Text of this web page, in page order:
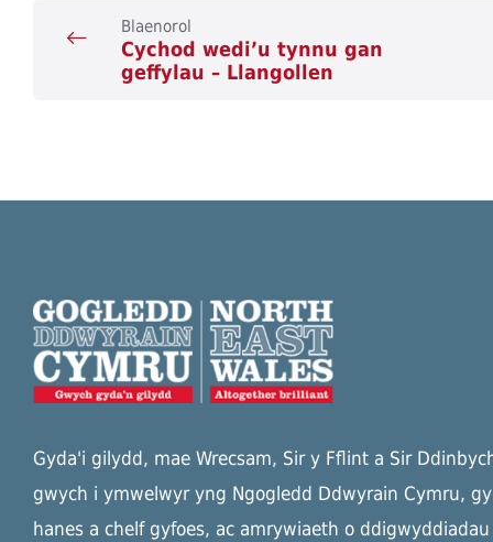
Blaenorol
Cychod wedi’u tynnu gan
geffylau – Llangollen
Gyda'i gilydd, mae Wrecsam, Sir y Fflint a Sir
gwych i ymwelwyr yng Ngogledd Ddwyrain Cymru,
hanes a chelf gyfoes, ac amrywiaeth o